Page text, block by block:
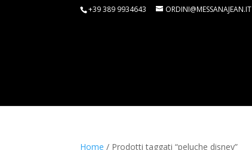
+39 389 9934643 ORDINI@MESSANAJEAN.IT
Home / Prodotti taggati “peluche disney”